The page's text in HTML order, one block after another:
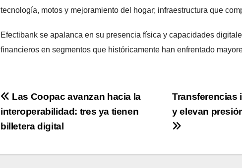
tecnología, motos y mejoramiento del hogar; infraestructura que
Efectibank se apalanca en su presencia física y capacidades
financieros en segmentos que históricamente han enfrentado
Navegación
de
Transferencias
y elevan
Las Coopac avanzan hacia la
interoperabilidad: tres ya tienen
billetera digital